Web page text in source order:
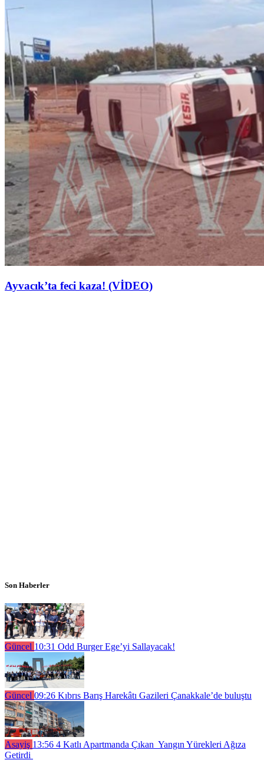
Ayvacık’ta feci kaza! (VİDEO)
Son Haberler
Güncel 10:31 Odd Burger Ege’yi Sallayacak!
Güncel 09:26 Kıbrıs Barış Harekâtı Gazileri Çanakkale’de buluştu
Asayiş 13:56 4 Katlı Apartmanda Çıkan Yangın Yürekleri Ağıza
Getirdi